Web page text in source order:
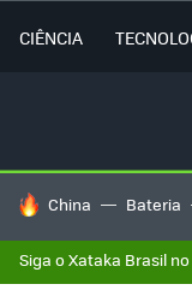
CIÊNCIA
TENDÊNCIAS DO
China Bateria
Siga o Xataka Brasil